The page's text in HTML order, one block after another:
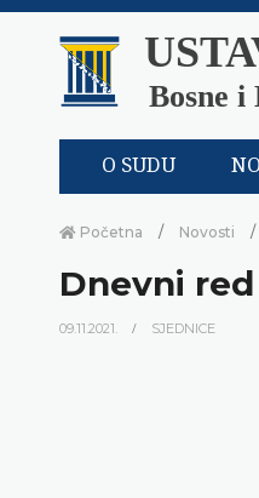
Bosne i
O SUDU
Početna Novosti
Dnevni
09.11.2021. SJEDNICE